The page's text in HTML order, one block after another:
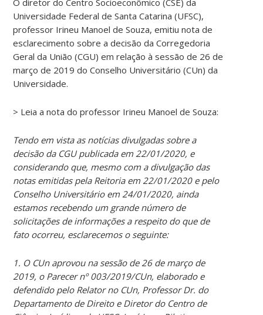
Universidade Federal de Santa Catarina (UFSC),
professor Irineu Manoel de Souza, emitiu nota de
esclarecimento sobre a decisão da Corregedoria
Geral da União (CGU) em relação à sessão de 26 de
março de 2019 do Conselho Universitário (CUn) da
Universidade.
> Leia a nota do professor Irineu Manoel de Souza:
Tendo em vista as notícias divulgadas sobre a
decisão da CGU publicada em 22/01/2020, e
considerando que, mesmo com a divulgação das
notas emitidas pela Reitoria em 22/01/2020 e pelo
Conselho Universitário em 24/01/2020, ainda
estamos recebendo um grande número de
solicitações de informações a respeito do que de
fato ocorreu, esclarecemos o seguinte:
1. O CUn aprovou na sessão de 26 de março de
2019, o Parecer nº 003/2019/CUn, elaborado e
defendido pelo Relator no CUn, Professor Dr. do
Departamento de Direito e Diretor do Centro de